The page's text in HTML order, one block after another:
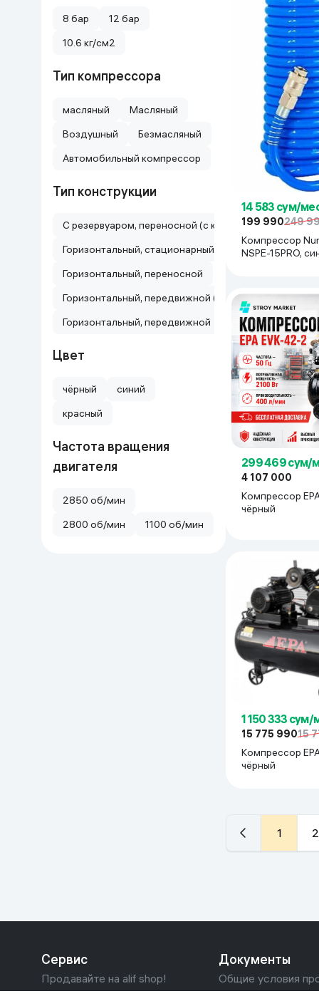
8 бар
12 бар
10.6 кг/см2
Тип компрессора
масляный
Масляный
Воздушный
Безмасляный
Автомобильный компрессор
Тип конструкции
С резервуаром, переносной (с колесами и ручкой)
Горизонтальный, стационарный/мобильный
Горизонтальный, переносной
Горизонтальный, передвижной (на колесах)
Горизонтальный, передвижной
Цвет
чёрный
синий
красный
Частота вращения
двигателя
2850 об/мин
2800 об/мин
1100 об/мин
14 583 сум/
199 990249
Компрессор
NSPE-15PRO,
299 469 сум/
4 107 000
Компрессор
чёрный
1 150 333 сум/
15 775 99015
Компрессор
чёрный
1 2
Сервис
Продавайте на alif shop!
Документы
Общие условия